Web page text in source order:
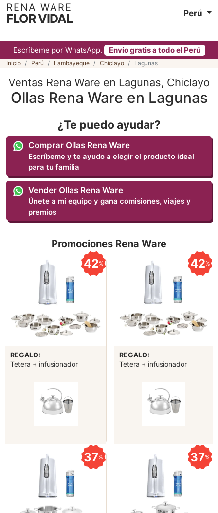
Escríbeme por WhatsApp. Envío gratis a todo el Perú
RENA WARE
FLOR VIDAL Perú
Inicio Perú Lambayeque Chiclayo Lagunas
Ventas Rena Ware en Lagunas, Chiclayo
Ollas Rena Ware en Lagunas
¿Te puedo ayudar?
Comprar Ollas Rena Ware
Escríbeme y te ayudo a elegir el producto ideal
para tu familia
Vender Ollas Rena Ware
Únete a mi equipo y gana comisiones, viajes y
premios
Promociones Rena Ware
42%
REGALO:
Tetera + infusionador
42%
REGALO:
Tetera + infusionador
37% 37%